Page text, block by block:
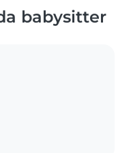
babysitter